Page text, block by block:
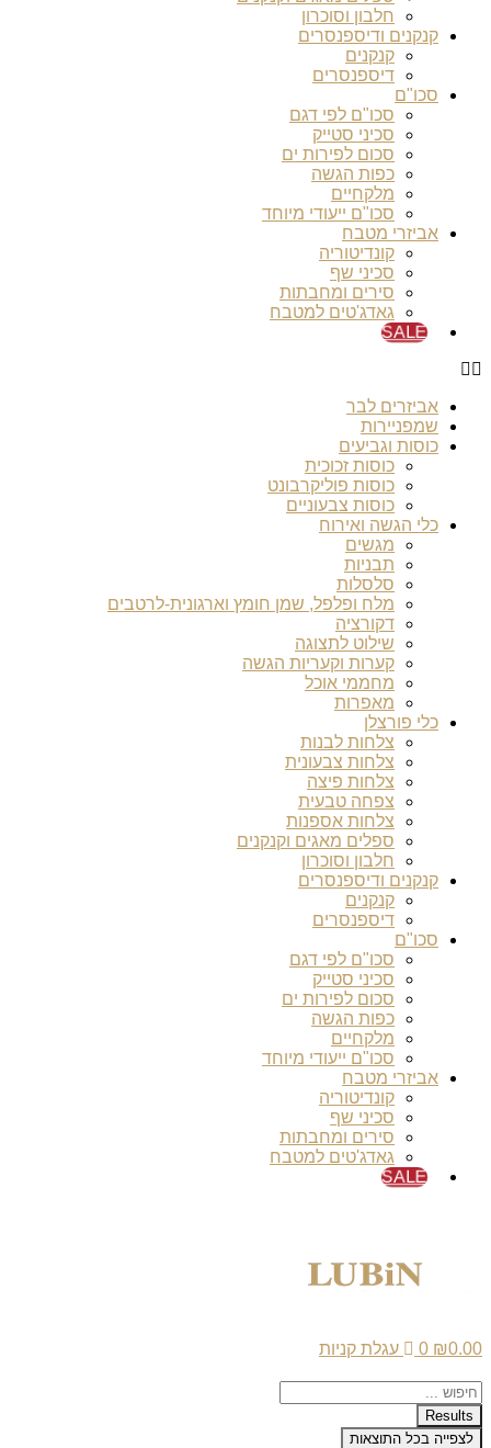
חלבון וסוכרון
קנקנים ודיספנסרים
קנקנים
דיספנסרים
סכו"ם
סכו"ם לפי דגם
סכיני סטייק
סכום לפירות ים
כפות הגשה
מלקחיים
סכו"ם ייעודי מיוחד
אביזרי מטבח
קונדיטוריה
סכיני שף
סירים ומחבתות
גאדג'טים למטבח
SALE
אביזרים לבר
שמפניירות
כוסות וגביעים
כוסות זכוכית
כוסות פוליקרבונט
כוסות צבעוניים
כלי הגשה ואירוח
מגשים
תבניות
סלסלות
מלח ופלפל, שמן חומץ וארגונית-לרטבים
דקורציה
שילוט לתצוגה
קערות וקעריות הגשה
מחממי אוכל
מאפרות
כלי פורצלן
צלחות לבנות
צלחות צבעונית
צלחות פיצה
צפחה טבעית
צלחות אספנות
ספלים מאגים וקנקנים
חלבון וסוכרון
קנקנים ודיספנסרים
קנקנים
דיספנסרים
סכו"ם
סכו"ם לפי דגם
סכיני סטייק
סכום לפירות ים
כפות הגשה
מלקחיים
סכו"ם ייעודי מיוחד
אביזרי מטבח
קונדיטוריה
סכיני שף
סירים ומחבתות
גאדג'טים למטבח
SALE
₪0.00
0 עגלת קניות
Search
...
Results
לצפייה בכל התוצאות